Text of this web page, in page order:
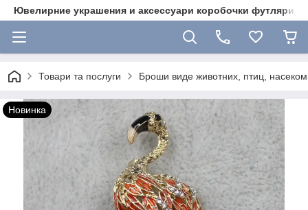
Ювелирние украшения и аксессуари коробочки футляри
Товари та послуги Броши виде животних, птиц,
Новинка